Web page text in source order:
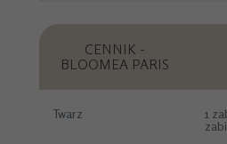
CENNIK -
BLOOMEA PARIS
Twarz
1